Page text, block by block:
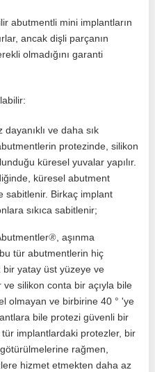
abutmentli mini implantların
ancak dişli parçanın
olmadığını garanti
ve daha sık
protezinde, silikon
küresel yuvalar yapılır.
küresel abutment
sabitlenir. Birkaç implant
sıkıca sabitlenir;
®, aşınma
tür abutmentlerin hiç
yatay üst yüzeye ve
silikon conta bir açıyla bile
olmayan ve birbirine 40 ° 'ye
bile protezi güvenli bir
tür implantlardaki protezler, bir
rağmen,
hizmet etmekten daha az